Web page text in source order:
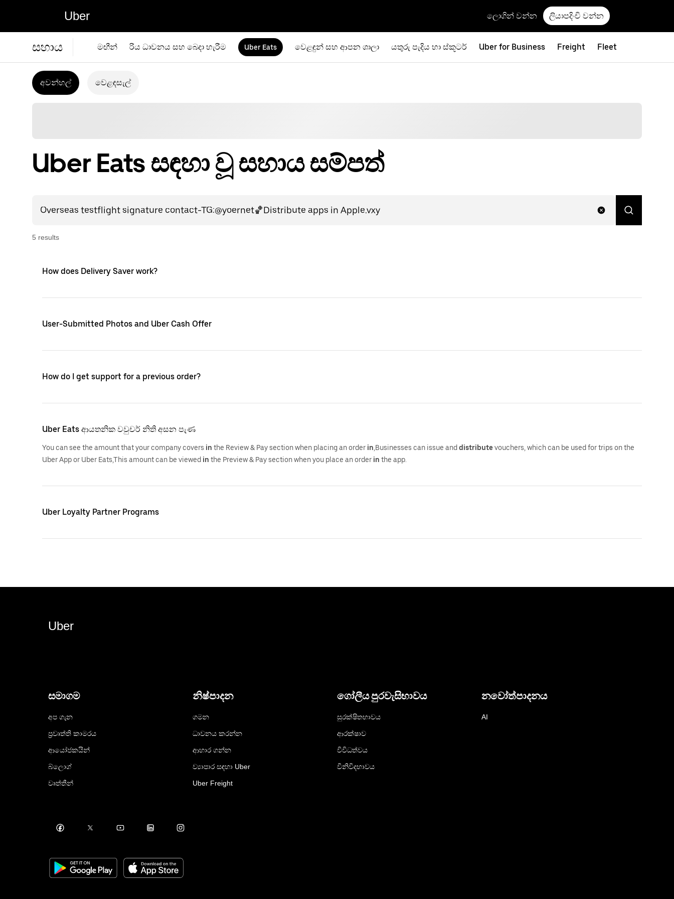
Uber ලොගින් වන්න ලියාපදිංචි වන්න
සහාය මඟීන් රිය ධාවනය සහ බෙදා හැරීම Uber Eats වෙළඳුන් සහ ආපන ශාලා යතුරු පැදිය හා ස්කූටර් Uber for Business Freight Fleet
අවන්හල් වෙළඳසැල්
Uber Eats සඳහා වූ සහාය සම්පත්
5 results
How does Delivery Saver work?
User-Submitted Photos and Uber Cash Offer
How do I get support for a previous order?
Uber Eats ආයතනික වවුචර් නිති අසන පැණ
You can see the amount that your company covers in the Review & Pay section when placing an order in ,Businesses can issue and distributevouchers, which can be used for trips on the
Uber App or Uber Eats,This amount can be viewed in the Preview & Pay section when you place an order in the app.
Uber Loyalty Partner Programs
Uber
සමාගම
අප ගැන
ප්‍රවෘත්ති කාමරය
ආයෝජකයින්
බ්ලොග්
වෘත්තීන්
නිෂ්පාදන
ගමන
ධාවනය කරන්න
ආහාර ගන්න
ව්‍යාපාර සඳහා Uber
Uber Freight
ගෝලීය පුරවැසිභාවය
සුරක්ෂිතභාවය
ආරක්ෂාව
විවිධත්වය
විනිවිදභාවය
නවෝත්පාදනය
AI